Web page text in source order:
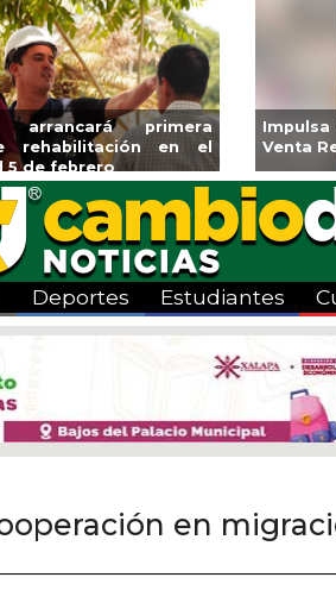
arrancará primera
rehabilitación en el
5 de febrero
Venta
Deportes Estudiantes
en